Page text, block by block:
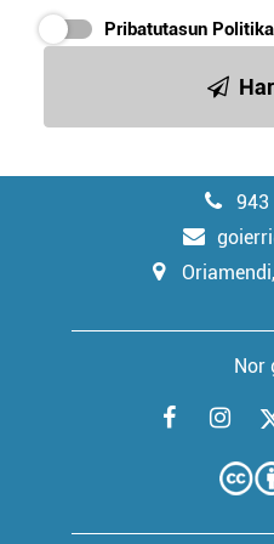
Pribatutasun Politika
943
Nor